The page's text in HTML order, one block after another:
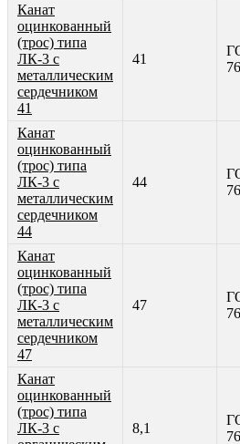
Канат
оцинкованный
(трос) типа
ЛК-3 с
металлическим
сердечником
41
41
Канат
оцинкованный
(трос) типа
ЛК-3 с
металлическим
сердечником
44
44
Канат
оцинкованный
(трос) типа
ЛК-3 с
металлическим
сердечником
47
47
Канат
оцинкованный
(трос) типа
ЛК-3 с
8,1